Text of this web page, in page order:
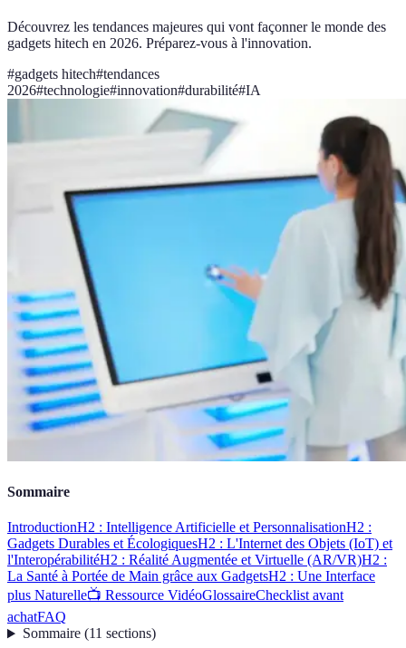
Découvrez les tendances majeures qui vont façonner le monde des
gadgets hitech en 2026. Préparez-vous à l'innovation.
#gadgets hitech#tendances
2026#technologie#innovation#durabilité#IA
Sommaire
IntroductionH2 : Intelligence Artificielle et PersonnalisationH2 :
Gadgets Durables et ÉcologiquesH2 : L'Internet des Objets (IoT) et
l'InteropérabilitéH2 : Réalité Augmentée et Virtuelle (AR/VR)H2 :
La Santé à Portée de Main grâce aux GadgetsH2 : Une Interface
plus Naturelle📺 Ressource VidéoGlossaireChecklist avant
achatFAQ
Sommaire(11 sections)